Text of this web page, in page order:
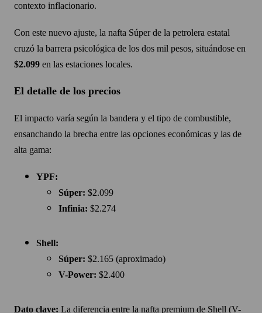
contexto inflacionario.
Con este nuevo ajuste, la nafta Súper de la petrolera estatal
cruzó la barrera psicológica de los dos mil pesos, situándose en
$2.099 en las estaciones locales.
El detalle de los precios
El impacto varía según la bandera y el tipo de combustible,
ensanchando la brecha entre las opciones económicas y las de
alta gama:
YPF:
Súper: $2.099
Infinia: $2.274
Shell:
Súper: $2.165 (aproximado)
V-Power: $2.400
Dato clave: La diferencia entre la nafta premium de Shell (V-